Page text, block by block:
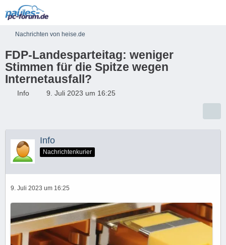
Nachrichten von heise.de
FDP-Landesparteitag: weniger
Stimmen für die Spitze wegen
Internetausfall?
Info 9. Juli 2023 um 16:25
Info
Nachrichtenkurier
9. Juli 2023 um 16:25